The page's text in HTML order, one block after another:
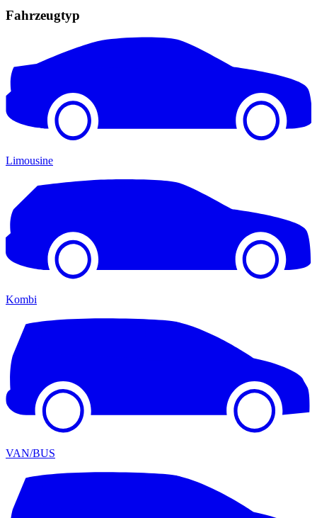
Fahrzeugtyp
Limousine
Kombi
VAN/BUS